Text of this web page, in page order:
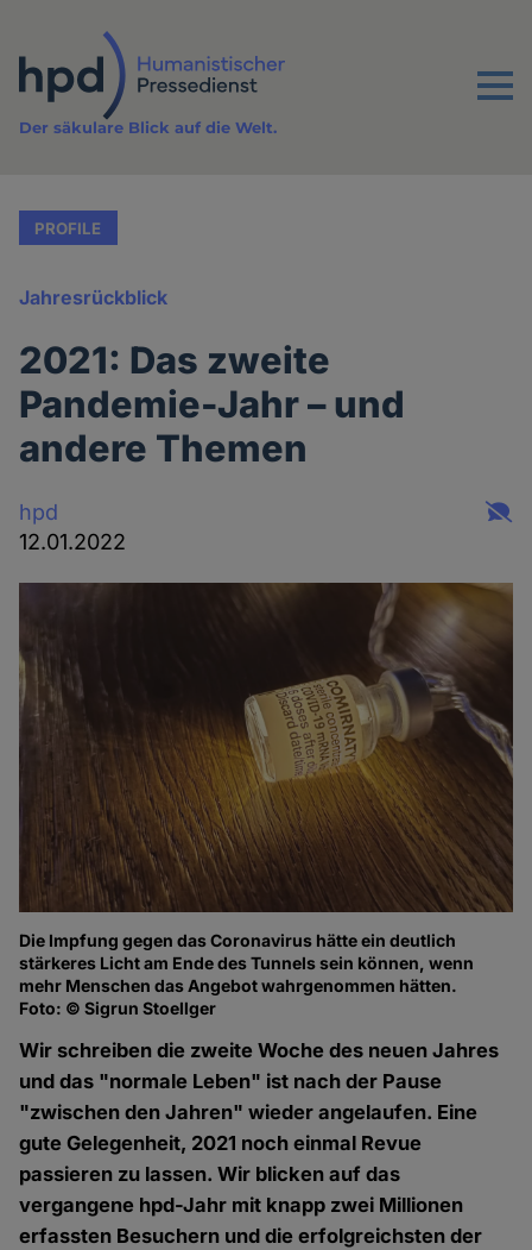
Inhalt
Menu
Der säkulare Blick auf die Welt.
PROFILE
Jahresrückblick
2021: Das zweite
Pandemie-Jahr – und
andere Themen
hpd
12.01.2022
Die Impfung gegen das Coronavirus hätte ein deutlich
stärkeres Licht am Ende des Tunnels sein können, wenn
mehr Menschen das Angebot wahrgenommen hätten.
Foto: © Sigrun Stoellger
Wir schreiben die zweite Woche des neuen Jahres
und das "normale Leben" ist nach der Pause
"zwischen den Jahren" wieder angelaufen. Eine
gute Gelegenheit, 2021 noch einmal Revue
passieren zu lassen. Wir blicken auf das
vergangene hpd-Jahr mit knapp zwei Millionen
erfassten Besuchern und die erfolgreichsten der